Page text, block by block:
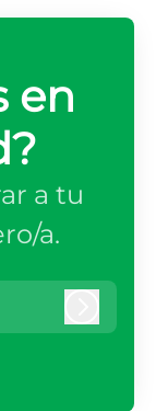
en
a tu
a.